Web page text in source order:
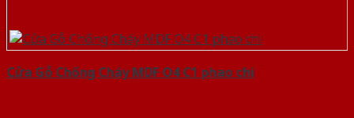
Cửa Gỗ Chống Cháy MDF O4 C1 phao chi